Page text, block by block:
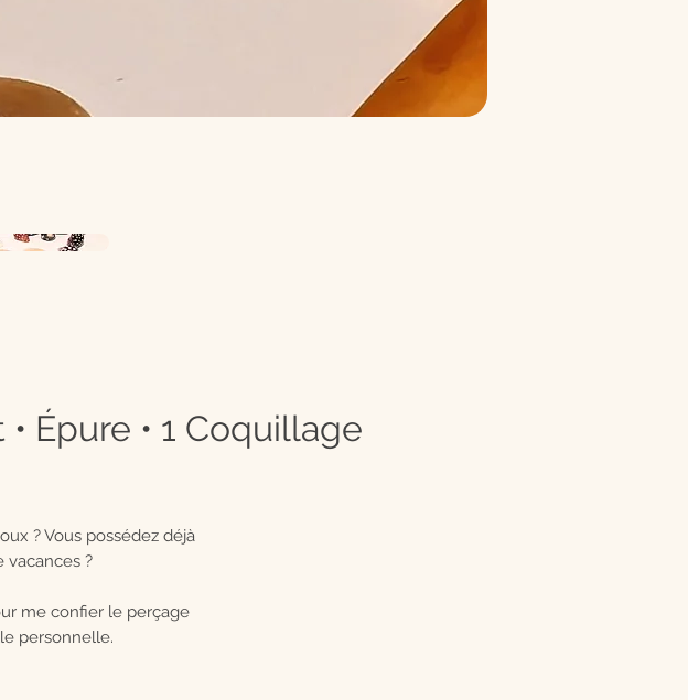
Épure • 1 Coquillage
? Vous possédez déjà
vacances ?
me confier le perçage
personnelle.